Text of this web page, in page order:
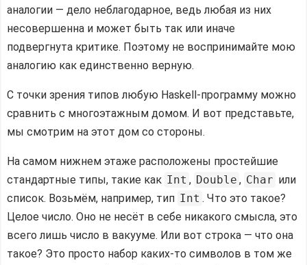
аналогии — дело неблагодарное, ведь любая из них
несовершенна и может быть так или иначе
подвергнута критике. Поэтому не воспринимайте мою
аналогию как единственно верную.
С точки зрения типов любую Haskell-программу можно
сравнить с многоэтажным домом. И вот представьте,
мы смотрим на этот дом со стороны.
На самом нижнем этаже расположены простейшие
стандартные типы, такие как Int , Double , Char или
список. Возьмём, например, тип Int . Что это такое?
Целое число. Оно не несёт в себе никакого смысла, это
всего лишь число в вакууме. Или вот строка — что она
такое? Это просто набор каких-то символов в том же